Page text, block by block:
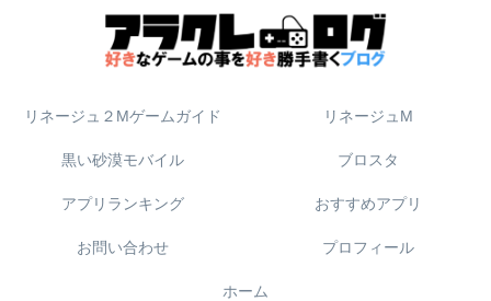
リネージュ２Mゲームガイド リネージュM
黒い砂漠モバイル ブロスタ
アプリランキング おすすめアプリ
お問い合わせ プロフィール
ホーム